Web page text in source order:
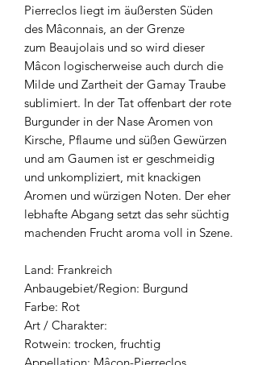
Pierreclos liegt im äußersten Süden
des Mâconnais, an der Grenze
zum Beaujolais und so wird dieser
Mâcon logischerweise auch durch die
Milde und Zartheit der Gamay Traube
sublimiert. In der Tat offenbart der rote
Burgunder in der Nase Aromen von
Kirsche, Pflaume und süßen Gewürzen
und am Gaumen ist er geschmeidig
und unkompliziert, mit knackigen
Aromen und würzigen Noten. Der eher
lebhafte Abgang setzt das sehr süchtig
machenden Frucht aroma voll in Szene.
Land: Frankreich
Anbaugebiet/Region: Burgund
Farbe: Rot
Art / Charakter:
Rotwein: trocken, fruchtig
Appellation: Mâcon-Pierreclos